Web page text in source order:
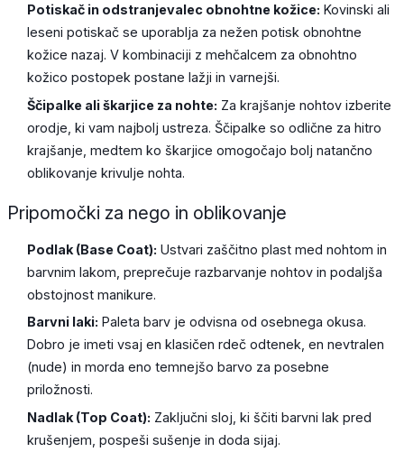
Potiskač in odstranjevalec obnohtne kožice: Kovinski ali
leseni potiskač se uporablja za nežen potisk obnohtne
kožice nazaj. V kombinaciji z mehčalcem za obnohtno
kožico postopek postane lažji in varnejši.
Ščipalke ali škarjice za nohte: Za krajšanje nohtov izberite
orodje, ki vam najbolj ustreza. Ščipalke so odlične za hitro
krajšanje, medtem ko škarjice omogočajo bolj natančno
oblikovanje krivulje nohta.
Pripomočki za nego in oblikovanje
Podlak (Base Coat): Ustvari zaščitno plast med nohtom in
barvnim lakom, preprečuje razbarvanje nohtov in podaljša
obstojnost manikure.
Barvni laki: Paleta barv je odvisna od osebnega okusa.
Dobro je imeti vsaj en klasičen rdeč odtenek, en nevtralen
(nude) in morda eno temnejšo barvo za posebne
priložnosti.
Nadlak (Top Coat): Zaključni sloj, ki ščiti barvni lak pred
krušenjem, pospeši sušenje in doda sijaj.